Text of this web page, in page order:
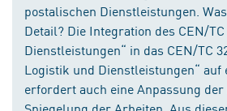
postalischen Dienstleistungen.
Detail? Die Integration des CEN/
Dienstleistungen“ in das CEN/TC
Logistik und Dienstleistungen“ auf
erfordert auch eine Anpassung der